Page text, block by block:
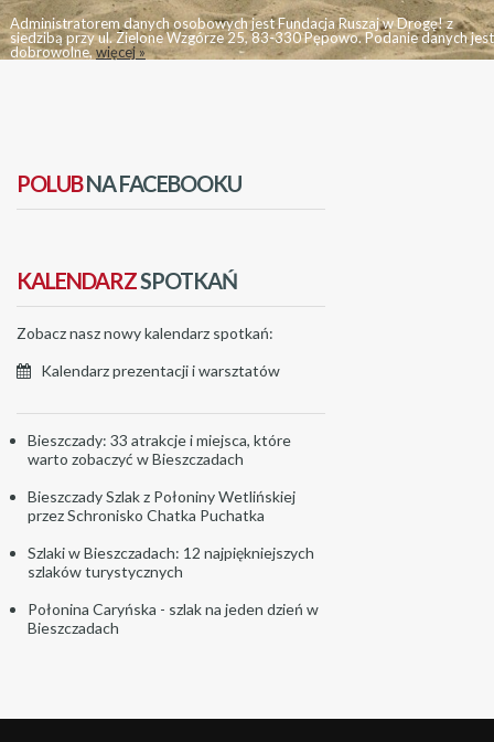
Administratorem danych osobowych jest Fundacja Ruszaj w Drogę! z
siedzibą przy ul. Zielone Wzgórze 25, 83-330 Pępowo. Podanie danych jest
dobrowolne, więcej »
POLUBNA FACEBOOKU
KALENDARZSPOTKAŃ
Zobacz nasz nowy kalendarz spotkań:
Kalendarz prezentacji i warsztatów
Bieszczady: 33 atrakcje i miejsca, które
warto zobaczyć w Bieszczadach
Bieszczady Szlak z Połoniny Wetlińskiej
przez Schronisko Chatka Puchatka
Szlaki w Bieszczadach: 12 najpiękniejszych
szlaków turystycznych
Połonina Caryńska - szlak na jeden dzień w
Bieszczadach